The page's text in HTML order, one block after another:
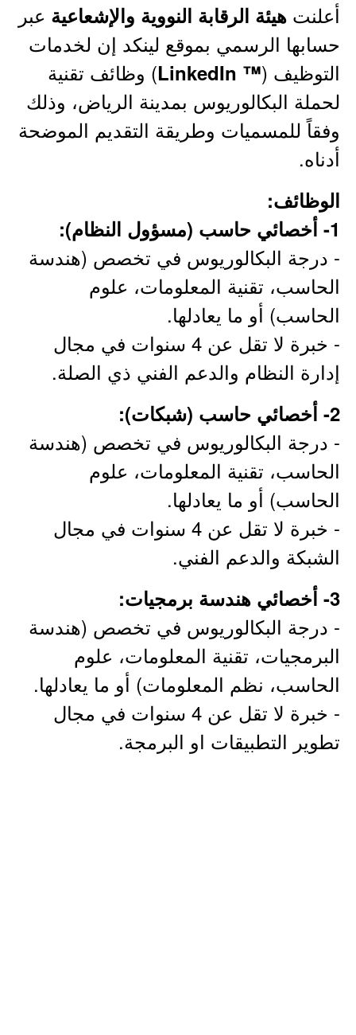
أعلنت هيئة الرقابة النووية والإشعاعية عبر
حسابها الرسمي بموقع لينكد إن لخدمات
التوظيف (™ LinkedIn
) وظائف تقنية
لحملة البكالوريوس بمدينة الرياض، وذلك
وفقاً للمسميات وطريقة التقديم الموضحة
أدناه.
الوظائف:
1- أخصائي حاسب (مسؤول النظام):
- درجة البكالوريوس في تخصص (هندسة
الحاسب، تقنية المعلومات، علوم
الحاسب) أو ما يعادلها.
- خبرة لا تقل عن 4 سنوات في مجال
إدارة النظام والدعم الفني ذي الصلة.
2- أخصائي حاسب (شبكات):
- درجة البكالوريوس في تخصص (هندسة
الحاسب، تقنية المعلومات، علوم
الحاسب) أو ما يعادلها.
- خبرة لا تقل عن 4 سنوات في مجال
الشبكة والدعم الفني.
3- أخصائي هندسة برمجيات:
- درجة البكالوريوس في تخصص (هندسة
البرمجيات، تقنية المعلومات، علوم
الحاسب، نظم المعلومات) أو ما يعادلها.
- خبرة لا تقل عن 4 سنوات في مجال
تطوير التطبيقات او البرمجة.